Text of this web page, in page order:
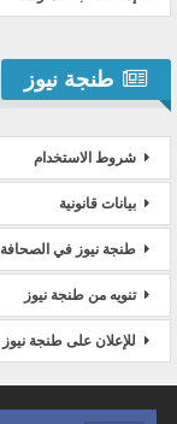
طنجة نيوز
شروط الاستخدام
بيانات قانونية
طنجة نيوز في الصحافة
تنويه من طنجة نيوز
للإعلان على طنجة نيوز